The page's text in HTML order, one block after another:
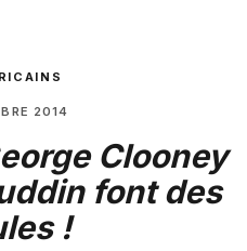
2014
Clooney
font des
!